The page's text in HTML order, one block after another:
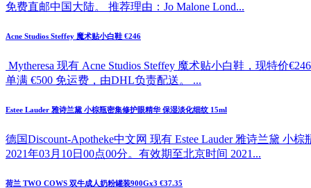
免费直邮中国大陆。 推荐理由：Jo Malone Lond...
Acne Studios Steffey 魔术贴小白鞋 €246
Mytheresa 现有 Acne Studios Steffey 魔术贴小白鞋，现特价
单满 €500 免运费，由DHL负责配送。 ...
Estee Lauder 雅诗兰黛 小棕瓶密集修护眼精华 保湿淡化细纹 15ml
德国Discount-Apotheke中文网 现有 Estee Lauder 雅诗兰黛 小
2021年03月10日00点00分。有效期至北京时间 2021...
荷兰 TWO COWS 双牛成人奶粉罐装900Gx3 €37.35